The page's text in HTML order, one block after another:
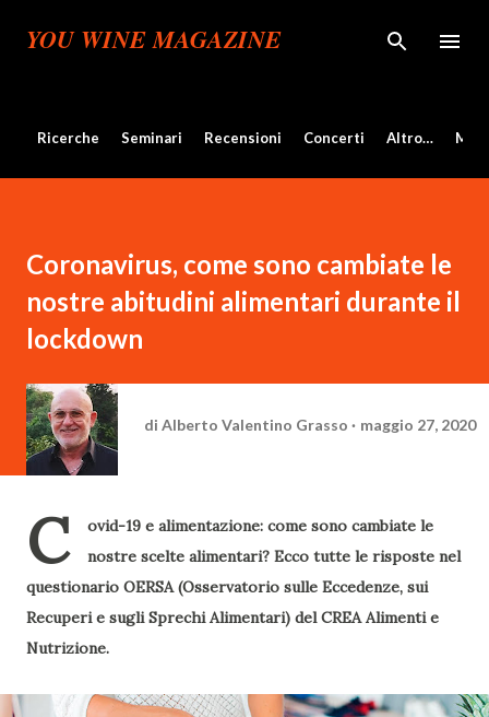
Passa ai contenuti principali
YOU WINE MAGAZINE
Ricerche Seminari Recensioni Concerti Altro…
Coronavirus, come sono cambiate le
nostre abitudini alimentari durante il
lockdown
di Alberto Valentino Grasso maggio 27, 2020
C
ovid-19 e alimentazione: come sono cambiate le
nostre scelte alimentari? Ecco tutte le risposte nel
questionario OERSA (Osservatorio sulle Eccedenze, sui
Recuperi e sugli Sprechi Alimentari) del CREA Alimenti e
Nutrizione.